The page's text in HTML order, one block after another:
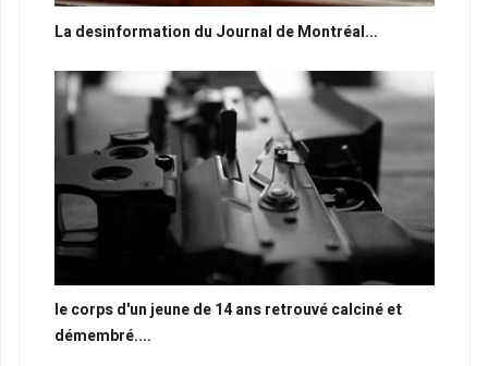
La desinformation du Journal de Montréal...
le corps d'un jeune de 14 ans retrouvé calciné et
démembré....